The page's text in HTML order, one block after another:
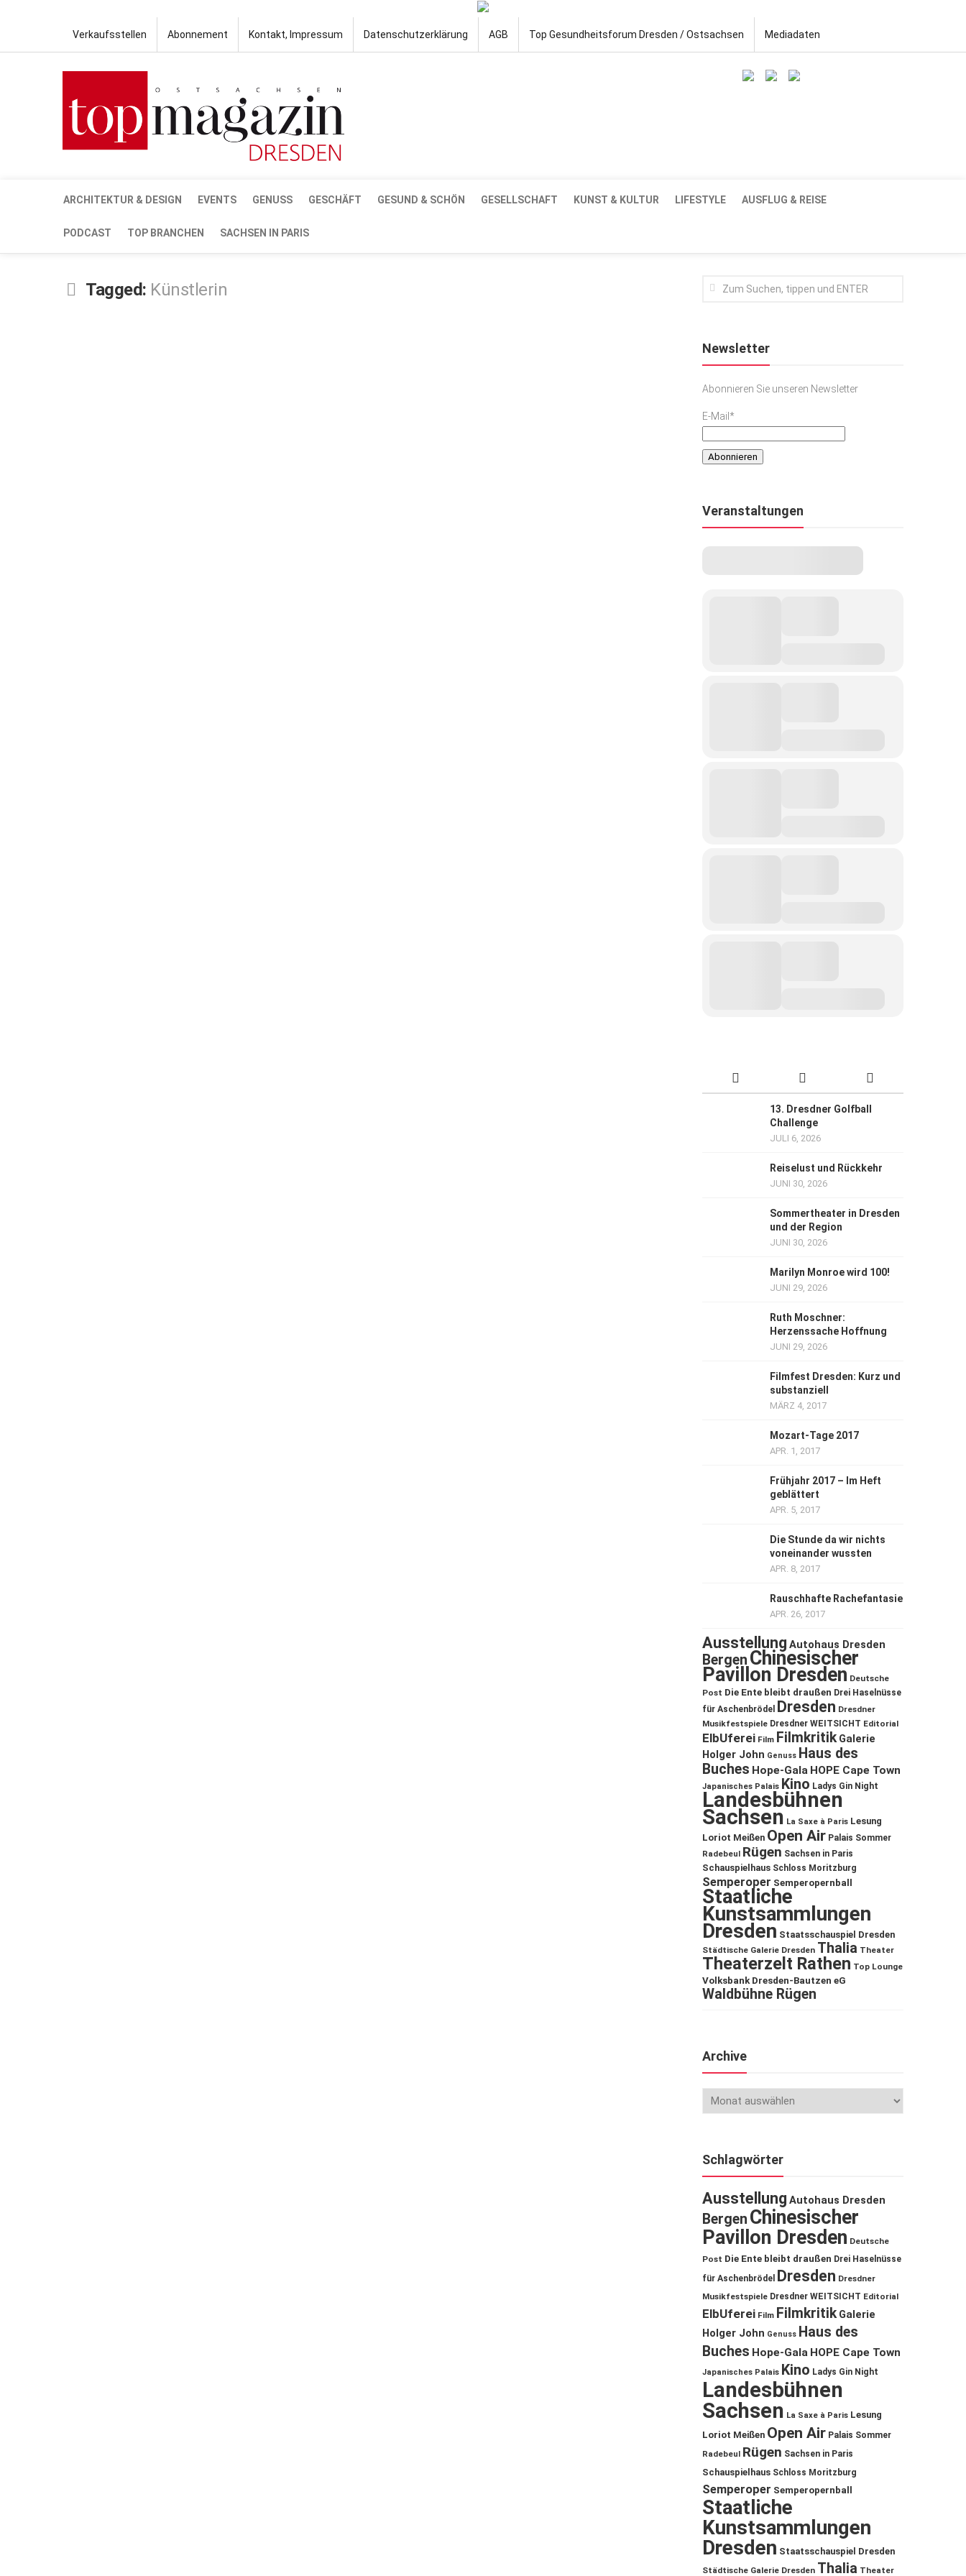
Verkaufsstellen Abonnement Kontakt, Impressum Datenschutzerklärung AGB Top Gesundheitsforum Dresden / Ostsachsen Mediadaten
ARCHITEKTUR & DESIGN EVENTS GENUSS GESCHÄFT GESUND & SCHÖN GESELLSCHAFT KUNST & KULTUR LIFESTYLE AUSFLUG & REISE
PODCAST TOP BRANCHEN SACHSEN IN PARIS
Tagged: Künstlerin
Newsletter
Abonnieren Sie unseren Newsletter
E-Mail*
Veranstaltungen
13. Dresdner Golfball
Challenge
JULI 6, 2026
Reiselust und Rückkehr
JUNI 30, 2026
Sommertheater in Dresden
und der Region
JUNI 30, 2026
Marilyn Monroe wird 100!
JUNI 29, 2026
Ruth Moschner:
Herzenssache Hoffnung
JUNI 29, 2026
Filmfest Dresden: Kurz und
substanziell
MÄRZ 4, 2017
Mozart-Tage 2017
APR. 1, 2017
Frühjahr 2017 – Im Heft
geblättert
APR. 5, 2017
Die Stunde da wir nichts
voneinander wussten
APR. 8, 2017
Rauschhafte Rachefantasie
APR. 26, 2017
Ausstellung Autohaus Dresden
Bergen Chinesischer
Pavillon Dresden Deutsche
Post Die Ente bleibt draußen Drei Haselnüsse
für Aschenbrödel
Dresden Dresdner
Musikfestspiele Dresdner WEITSICHT Editorial
ElbUferei Film Filmkritik Galerie
Holger John Genuss Haus des
Buches Hope-Gala HOPE Cape Town
Japanisches Palais Kino Ladys Gin Night
Landesbühnen
Sachsen La Saxe à Paris Lesung
Loriot Meißen Open Air Palais Sommer
Radebeul Rügen Sachsen in Paris
Schauspielhaus Schloss Moritzburg
Semperoper Semperopernball
Staatliche
Kunstsammlungen
Dresden Staatsschauspiel Dresden
Städtische Galerie Dresden Thalia Theater
Theaterzelt Rathen Top Lounge
Volksbank Dresden-Bautzen eG
Waldbühne Rügen
Archive
Schlagwörter
Ausstellung Autohaus Dresden
Bergen Chinesischer
Pavillon Dresden Deutsche
Post Die Ente bleibt draußen Drei Haselnüsse
für Aschenbrödel
Dresden Dresdner
Musikfestspiele Dresdner WEITSICHT Editorial
ElbUferei Film Filmkritik Galerie
Holger John Genuss Haus des
Buches Hope-Gala HOPE Cape Town
Japanisches Palais Kino Ladys Gin Night
Landesbühnen
Sachsen La Saxe à Paris Lesung
Loriot Meißen Open Air Palais Sommer
Radebeul Rügen Sachsen in Paris
Schauspielhaus Schloss Moritzburg
Semperoper Semperopernball
Staatliche
Kunstsammlungen
Dresden Staatsschauspiel Dresden
Städtische Galerie Dresden Thalia Theater